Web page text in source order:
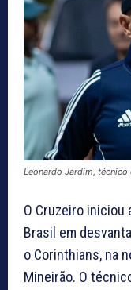
Leonardo Jardim,
O Cruzeiro iniciou
Brasil em
o Corinthians, na
Mineirão. O